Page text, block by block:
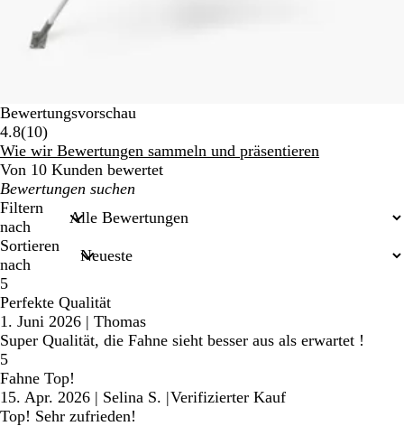
Bewertungsvorschau
4.8(1010
Bewertungen
)
Wie wir Bewertungen sammeln und präsentieren
Von 10 Kunden bewertet
Meine
Sucheingaben
Filtern
nach
Sortieren
nach
5
Perfekte Qualität
1. Juni 2026 | Thomas
Super Qualität, die Fahne sieht besser aus als erwartet !
5
Fahne Top!
15. Apr. 2026 | Selina S. |Verifizierter Kauf
Top! Sehr zufrieden!